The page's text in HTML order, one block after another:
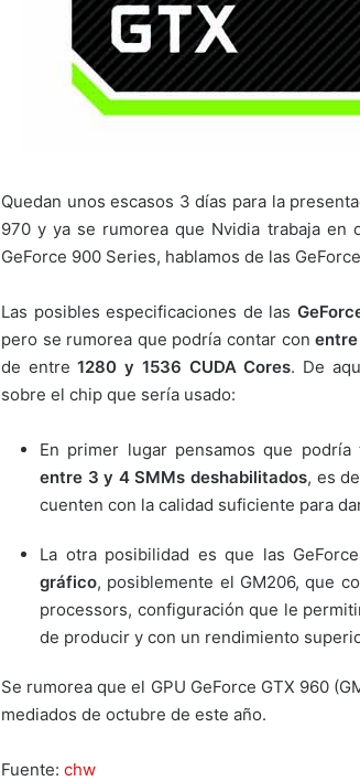
Quedan unos escasos 3 días para la
970 y ya se rumorea que Nvidia trabaja en
GeForce 900 Series, hablamos de las
Las posibles especificaciones de las
pero se rumorea que podría contar con
de entre1280 y 1536 CUDA Cores. De
sobre el chip que sería usado:
En primer lugar pensamos que
entre 3 y 4 SMMs deshabilitados, es
cuenten con la calidad suficiente para
La otra posibilidad es que las
gráfico, posiblemente el GM206, que
processors, configuración que le
de producir y con un rendimiento
Se rumorea que el GPU GeForce GTX 960
mediados de octubre de este año.
Fuente: chw